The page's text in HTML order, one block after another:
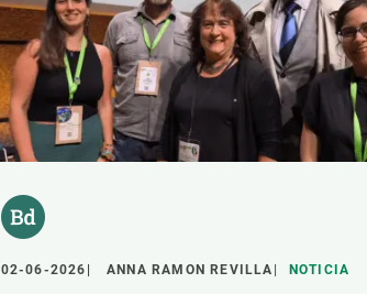
02-06-2026 ANNA RAMON REVILLA NOTICIA